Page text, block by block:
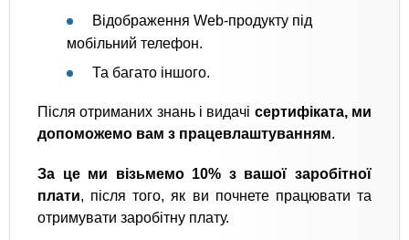
Відображення Web-продукту під
мобільний телефон.
Та багато іншого.
Після отриманих знань і видачі сертифіката, ми
допоможемо вам з працевлаштуванням.
За це ми візьмемо 10% з вашої заробітної
плати, після того, як ви почнете працювати та
отримувати заробітну плату.